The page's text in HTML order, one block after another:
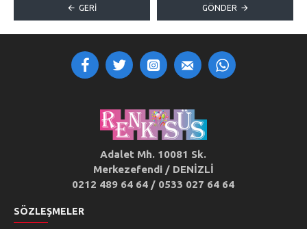
GERI GÖNDER
Adalet Mh. 10081 Sk.
Merkezefendi / DENİZLİ
0212 489 64 64 / 0533 027 64 64
SÖZLEŞMELER